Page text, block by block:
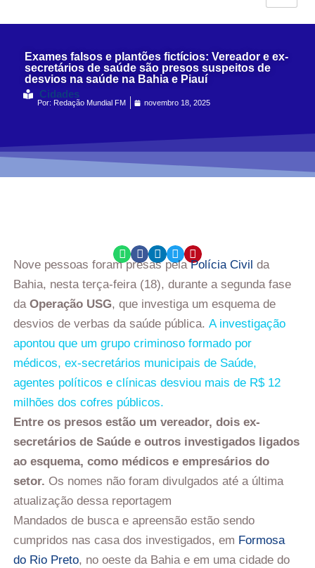
Exames falsos e plantões fictícios: Vereador e ex-
secretários de saúde são presos suspeitos de
desvios na saúde na Bahia e Piauí
Cidades
Por: Redação Mundial FM novembro 18, 2025
Nove pessoas foram presas pelaPolícia Civil da
Bahia, nesta terça-feira (18), durante a segunda fase
da Operação USG, que investiga um esquema de
desvios de verbas da saúde pública. A investigação
apontou que um grupo criminoso formado por
médicos, ex-secretários municipais de Saúde,
agentes políticos e clínicas desviou mais de R$ 12
milhões dos cofres públicos.
Entre os presos estão um vereador, dois ex-
secretários de Saúde e outros investigados ligados
ao esquema, como médicos e empresários do
setor. Os nomes não foram divulgados até a última
atualização dessa reportagem
Mandados de busca e apreensão estão sendo
cumpridos nas casa dos investigados, em Formosa
do Rio Preto, no oeste da Bahia e em uma cidade do